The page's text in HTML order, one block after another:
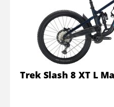
Trek Slash 8 XT L